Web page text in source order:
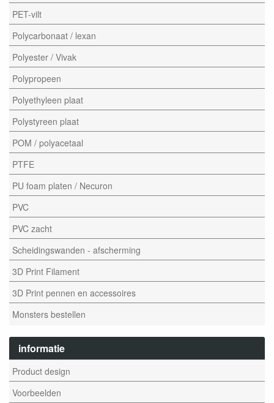
PET-vilt
Polycarbonaat / lexan
Polyester / Vivak
Polypropeen
Polyethyleen plaat
Polystyreen plaat
POM / polyacetaal
PTFE
PU foam platen / Necuron
PVC
PVC zacht
Scheidingswanden - afscherming
3D Print Filament
3D Print pennen en accessoires
Monsters bestellen
informatie
Product design
Voorbeelden